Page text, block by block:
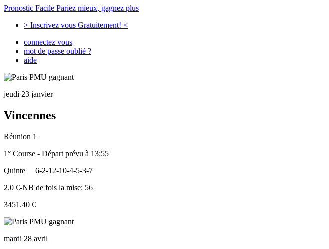
Pronostic Facile Pariez mieux, gagnez plus
> Inscrivez vous Gratuitement! <
connectez vous
mot de passe oublié ?
aide
jeudi 23 janvier
Vincennes
Réunion 1
1° Course - Départ prévu à 13:55
Quinte
6-2-12-10-4-5-3-7
2.0 €-NB de fois la mise: 56
3451.40 €
mardi 28 avril